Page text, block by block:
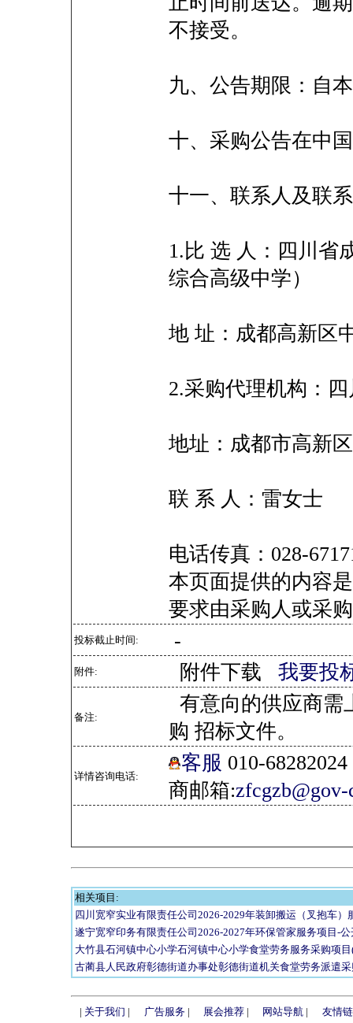
不接受。
九、公告期限：自
十、采购公告在中
十一、联系人及联
1.比 选 人：四川省
综合高级中学）
地 址：成都高新区
2.采购代理机构：
地址：成都市高新
联 系 人：雷女士
电话传真：028-
本页面提供的内容
要求由采购人或采
投标截止时间: -
附件: 附件下载 我要投
备注:
有意向的供应商需
购 招标文件。
详情咨询电话:
客服 010-
商邮箱:
相关项目:
四川宽窄实业有限责任公司2026-2029年装卸搬运（叉抱车）
遂宁宽窄印务有限责任公司2026-2027年环保管家服务项目-
大竹县石河镇中心小学石河镇中心小学食堂劳务服务采购项
古蔺县人民政府彰德街道办事处彰德街道机关食堂劳务派遣
| 关于我们 | 广告服务| 展会推荐| 网站导航 |
友情